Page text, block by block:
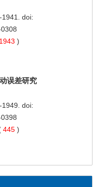
doi:
1943 )
误差研究
doi:
445 )